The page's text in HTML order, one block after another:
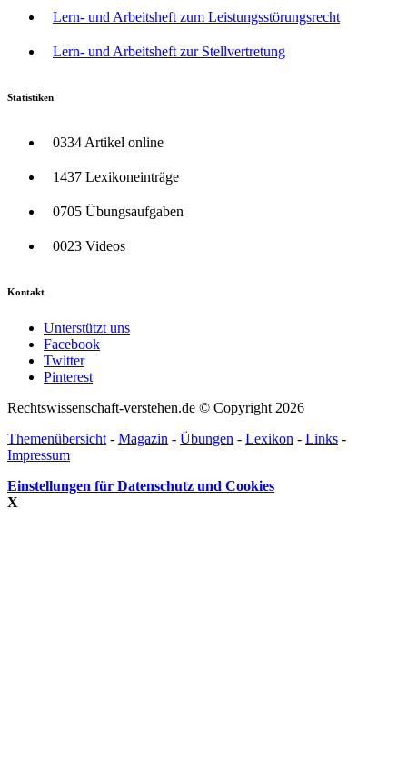
Lern- und Arbeitsheft zum Leistungsstörungsrecht
Lern- und Arbeitsheft zur Stellvertretung
Statistiken
0334 Artikel online
1437 Lexikoneinträge
0705 Übungsaufgaben
0023 Videos
Kontakt
Unterstützt uns
Facebook
Twitter
Pinterest
Rechtswissenschaft-verstehen.de © Copyright 2026
Themenübersicht - Magazin - Übungen - Lexikon - Links -
Impressum
Einstellungen für Datenschutz und Cookies
X